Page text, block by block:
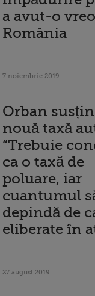
a avut-o
România
7 noiembrie 2019
Orban
nouă taxă
“Trebuie
ca o taxă de
poluare, iar
cuantumul
depindă de
eliberate în
27 august 2019